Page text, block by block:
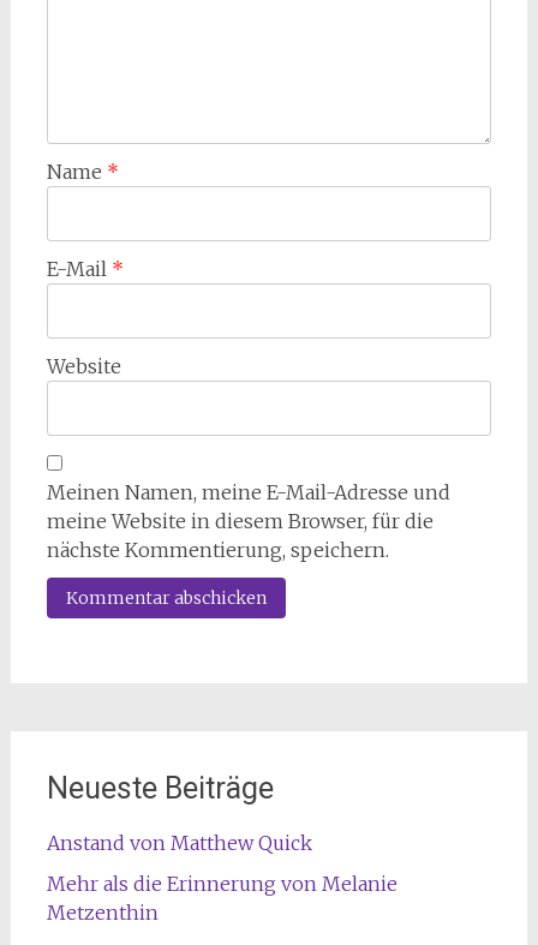
Name *
E-Mail *
Website
Meinen Namen, meine E-Mail-Adresse und
meine Website in diesem Browser, für die
nächste Kommentierung, speichern.
Neueste Beiträge
Anstand von Matthew Quick
Mehr als die Erinnerung von Melanie
Metzenthin